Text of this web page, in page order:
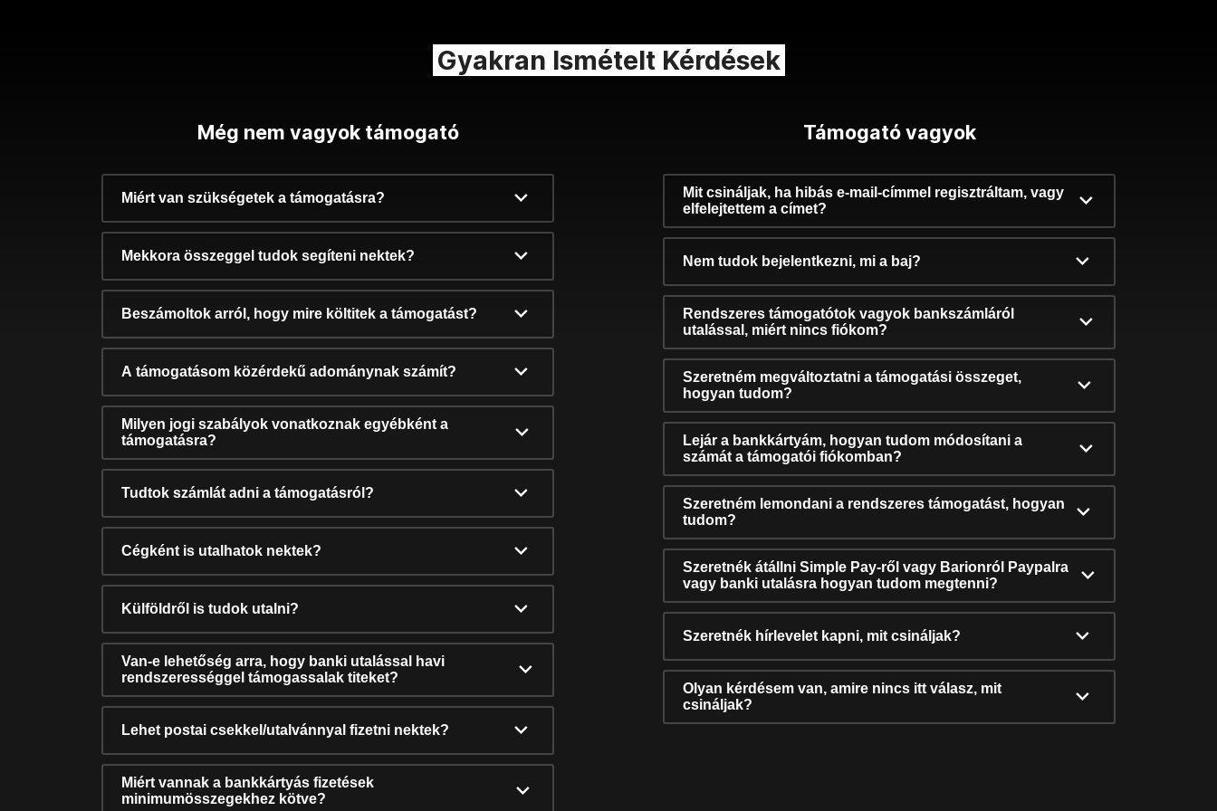
Gyakran Ismételt Kérdések
Még nem vagyok támogató
Miért van szükségetek a támogatásra?
Mekkora összeggel tudok segíteni nektek?
Beszámoltok arról, hogy mire költitek a támogatást?
A támogatásom közérdekű adománynak számít?
Milyen jogi szabályok vonatkoznak egyébként a
támogatásra?
Tudtok számlát adni a támogatásról?
Cégként is utalhatok nektek?
Külföldről is tudok utalni?
Van-e lehetőség arra, hogy banki utalással havi
rendszerességgel támogassalak titeket?
Lehet postai csekkel/utalvánnyal fizetni nektek?
Miért vannak a bankkártyás fizetések
minimumösszegekhez kötve?
Támogató vagyok
Mit csináljak, ha hibás e-mail-címmel regisztráltam, vagy
elfelejtettem a címet?
Nem tudok bejelentkezni, mi a baj?
Rendszeres támogatótok vagyok bankszámláról
utalással, miért nincs fiókom?
Szeretném megváltoztatni a támogatási összeget,
hogyan tudom?
Lejár a bankkártyám, hogyan tudom módosítani a
számát a támogatói fiókomban?
Szeretném lemondani a rendszeres támogatást, hogyan
tudom?
Szeretnék átállni Simple Pay-ről vagy Barionról Paypalra
vagy banki utalásra hogyan tudom megtenni?
Szeretnék hírlevelet kapni, mit csináljak?
Olyan kérdésem van, amire nincs itt válasz, mit
csináljak?